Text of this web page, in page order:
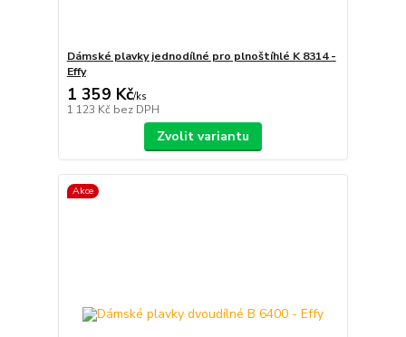
Dámské plavky jednodílné pro plnoštíhlé K 8314 -
Effy
1 359 Kč/ks
1 123 Kč bez DPH
Zvolit variantu
Akce